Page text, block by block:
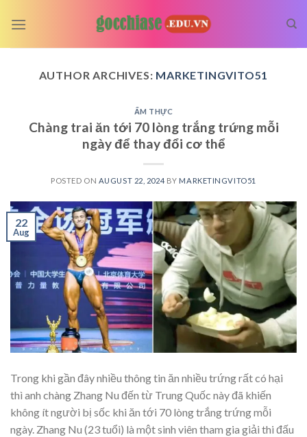
AUTHOR ARCHIVES: MARKETINGVITO51
ẨM THỰC
Chàng trai ăn tới 70 lòng trắng trứng mỗi
ngày để thay đổi cơ thể
POSTED ON AUGUST 22, 2024 BY MARKETINGVITO51
22
Aug
Trong khi gần đây nhiều thông tin ăn nhiều trứng rất có hại
thì anh chàng Zhang Nu đến từ Trung Quốc này đã khiến
không ít người bị sốc khi ăn tới 70 lòng trắng trứng mỗi
ngày. Zhang Nu (23 tuổi) là một sinh viên tham gia giải thi đấu